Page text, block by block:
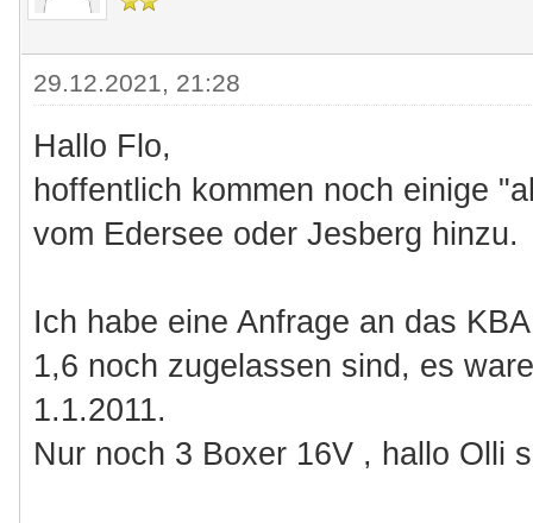
29.12.2021, 21:28
Hallo Flo,
hoffentlich kommen noch einige
vom Edersee oder Jesberg hinzu.
Ich habe eine Anfrage an das
1,6 noch zugelassen sind, es
1.1.2011.
Nur noch 3 Boxer 16V , hallo Olli